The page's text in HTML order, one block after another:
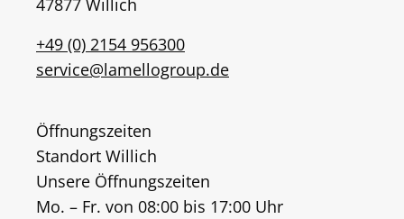
47877 Willich
+49 (0) 2154 956300
service@lamellogroup.de
Öffnungszeiten
Standort Willich
Unsere Öffnungszeiten
Mo. – Fr. von 08:00 bis 17:00 Uhr